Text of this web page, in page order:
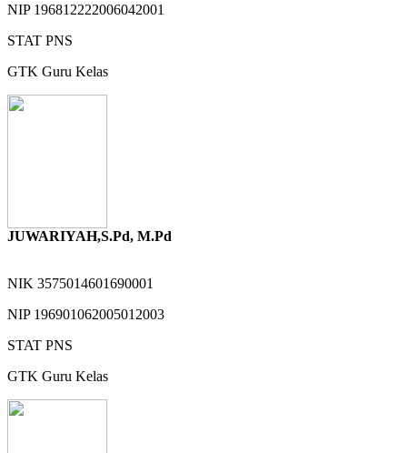
NIP 196812222006042001
STAT PNS
GTK Guru Kelas
JUWARIYAH,S.Pd, M.Pd
NIK 3575014601690001
NIP 196901062005012003
STAT PNS
GTK Guru Kelas